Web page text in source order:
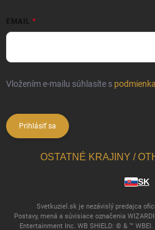
EMAIL
Vložením e-mailu súhlasíte s
Prihlásiť sa
OSTATNÉ KRAJINY /
SK
Svetkuziel.sk je nezávislý predajca
Postavy, mená a súvisiace označenia
Entertainment Inc. WB SHIELD: © & ™